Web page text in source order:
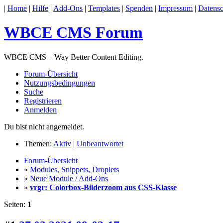
| Home | Hilfe | Add-Ons | Templates | Spenden | Impressum |
WBCE CMS Forum
WBCE CMS – Way Better Content Editing.
Forum-Übersicht
Nutzungsbedingungen
Suche
Registrieren
Anmelden
Du bist nicht angemeldet.
Themen: Aktiv | Unbeantwortet
Forum-Übersicht
» Modules, Snippets, Droplets
» Neue Module / Add-Ons
» vrgr: Colorbox-Bilderzoom aus CSS-Klasse
Seiten: 1